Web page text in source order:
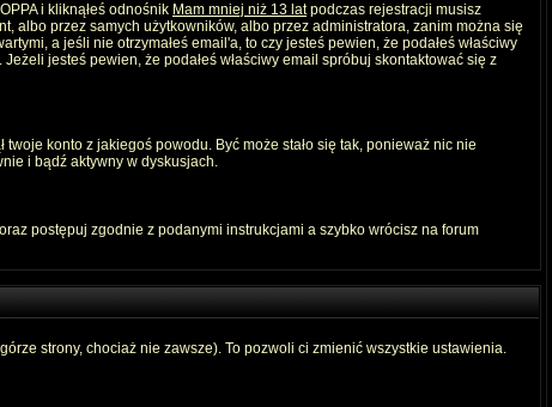
i kliknąłeś odnośnik Mam mniej niż 13 latpodczas rejestracji musisz
albo przez samych użytkowników, albo przez administratora, zanim można się
a jeśli nie otrzymałeś email'a, to czy jesteś pewien, że podałeś właściwy
jesteś pewien, że podałeś właściwy email spróbuj skontaktować się z
konto z jakiegoś powodu. Być może stało się tak, ponieważ nic nie
i bądź aktywny w dyskusjach.
postępuj zgodnie z podanymi instrukcjami a szybko wrócisz na forum
strony, chociaż nie zawsze). To pozwoli ci zmienić wszystkie ustawienia.